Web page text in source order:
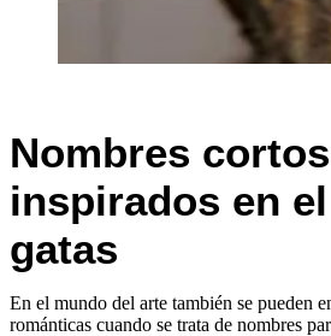
Nombres cortos
inspirados en
gatas
En el mundo del arte también se pueden
románticas cuando se trata de nombres